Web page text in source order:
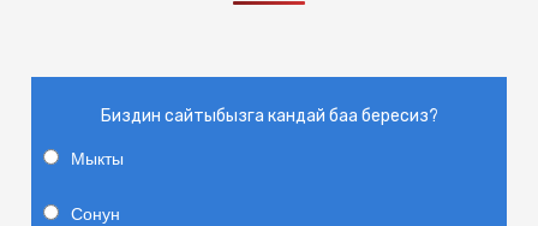
Биздин сайтыбызга кандай баа бересиз?
Мыкты
Сонун